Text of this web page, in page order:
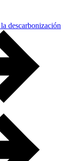
descarbonización